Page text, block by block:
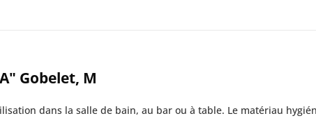
Gobelet, M
dans la salle de bain, au bar ou à table. Le matériau